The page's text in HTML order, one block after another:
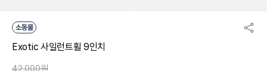
소동물
Exotic 사일런트휠 9인치
42,000원